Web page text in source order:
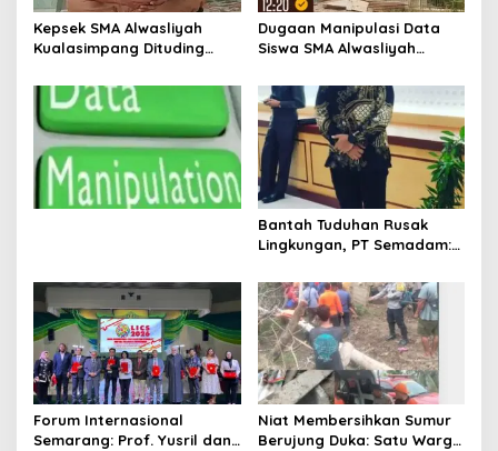
s
Kepsek SMA Alwasliyah
Kualasimpang Dituding
Datang Sesuka Hati, Dana
MBG Disalurkan ke Guru &
Pesantren
Dugaan Manipulasi Data
Siswa SMA Alwasliyah
Nihil Murid Tapi Terima
Dana BOS & Paket Makan
Bergizi
Bantah Tuduhan Rusak
Lingkungan, PT Semadam:
Hormati Asas Praduga
Tidak Bersalah
Forum Internasional
Semarang: Prof. Yusril dan
Niat Membersihkan Sumur
Berujung Duka: Satu Warga